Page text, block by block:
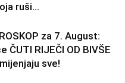
ruši...
za 7. August:
ČUTI RIJEČI OD BIVŠE
sve!